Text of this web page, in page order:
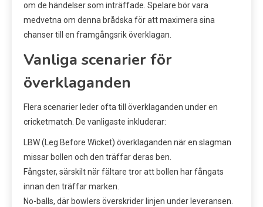
om de händelser som inträffade. Spelare bör vara
medvetna om denna brådska för att maximera sina
chanser till en framgångsrik överklagan.
Vanliga scenarier för
överklaganden
Flera scenarier leder ofta till överklaganden under en
cricketmatch. De vanligaste inkluderar:
LBW (Leg Before Wicket) överklaganden när en slagman
missar bollen och den träffar deras ben.
Fångster, särskilt när fältare tror att bollen har fångats
innan den träffar marken.
No-balls, där bowlers överskrider linjen under leveransen.